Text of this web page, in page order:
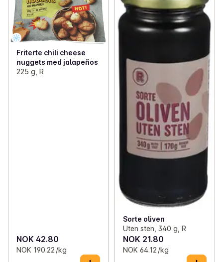
Friterte chili cheese
nuggets med jalapeños
225 g, R
NOK 42.80
NOK 190.22 /kg
Sorte oliven
Uten sten, 340 g, R
NOK 21.80
NOK 64.12 /kg